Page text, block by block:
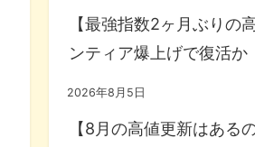
【最強指数2ヶ月ぶりの
ンティア爆上げで復活か
2026年8月5日
【8月の高値更新はある